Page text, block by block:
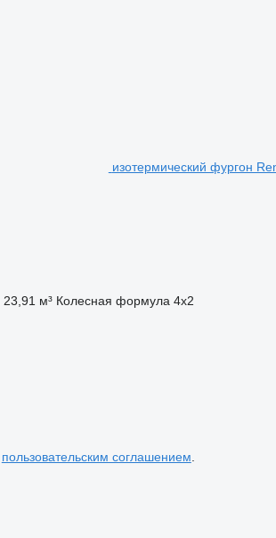
изотермический фургон
23,91 м³ Колесная формула 4x2
пользовательским соглашением